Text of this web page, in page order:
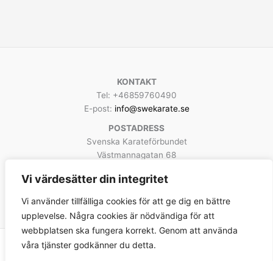
Vi värdesätter din integritet
Vi använder tillfälliga cookies för att ge dig en bättre
upplevelse. Några cookies är nödvändiga för att
webbplatsen ska fungera korrekt. Genom att använda
våra tjänster godkänner du detta.
KONTAKT
Tel: +46859760490
E-post: info@swekarate.se
POSTADRESS
Svenska Karateförbundet
Västmannagatan 68
Instagram
Copyright © 2026 Svenska Karateförbundet